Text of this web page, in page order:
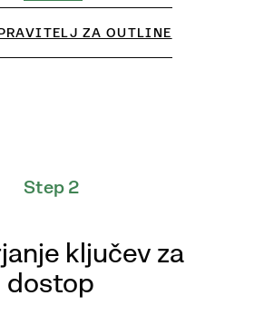
ZA OUTLINE
Step 2
ključev za
dostop